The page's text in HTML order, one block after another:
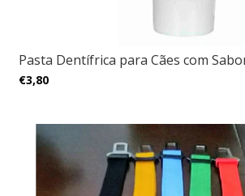
Pasta Dentífrica para Cães com
€3,80